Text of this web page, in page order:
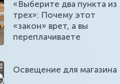
«Выберите два пункта из
трех»: Почему этот
«закон» врет, а вы
переплачиваете
Освещение для магазина